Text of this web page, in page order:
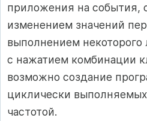
приложения на события,
изменением значений
выполнением некоторого
с нажатием комбинации
возможно создание
циклически
частотой.